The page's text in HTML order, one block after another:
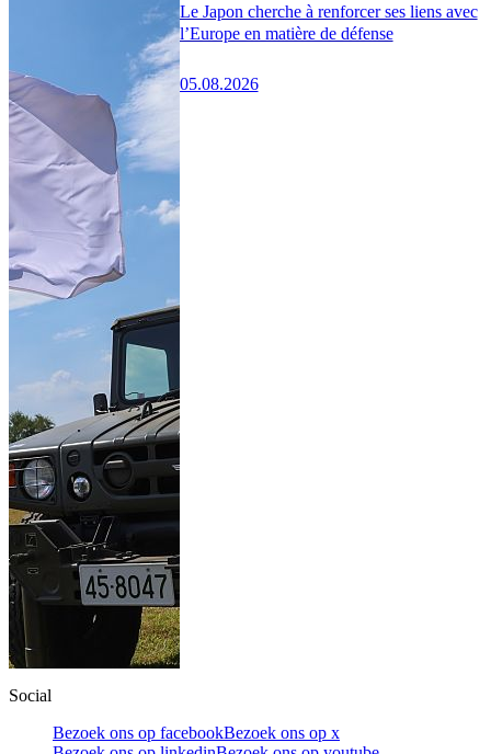
Le Japon cherche à renforcer ses liens avec
l’Europe en matière de défense
05.08.2026
Social
Bezoek ons op facebookBezoek ons op x